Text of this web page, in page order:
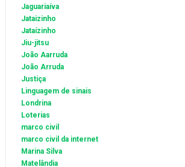
Jaguariaíva
Jataizinho
Jataízinho
Jiu-jitsu
João Aarruda
João Arruda
Justiça
Linguagem de sinais
Londrina
Loterias
marco civil
marco civil da internet
Marina Silva
Matelândia